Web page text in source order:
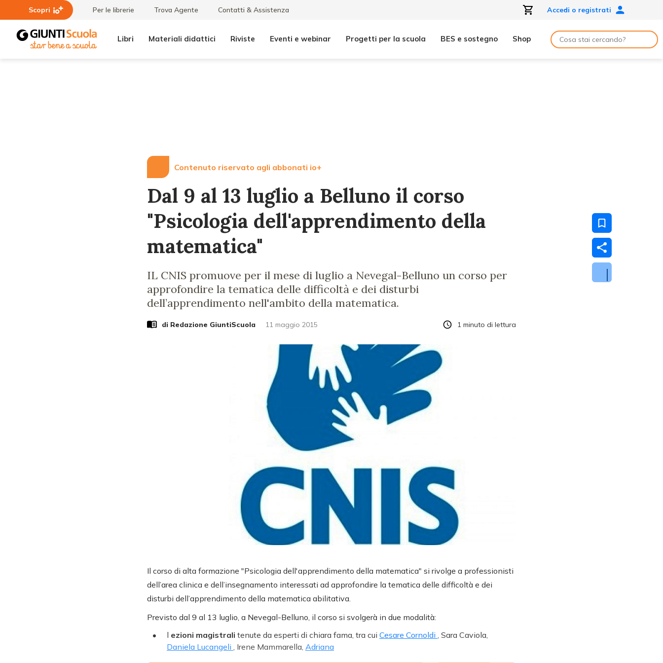
Scopri Per le librerie Trova Agente Contatti & Assistenza Accedi o registrati
Libri Materiali didattici Riviste Eventi e webinar Progetti per la scuola BES e sostegno Shop
Contenuto riservato agli abbonati io+
Dal 9 al 13 luglio a Belluno il corso
"Psicologia dell'apprendimento della
matematica"
IL CNIS promuove per il mese di luglio a Nevegal-Belluno un corso per
approfondire la tematica delle difficoltà e dei disturbi
dell’apprendimento nell'ambito della matematica.
di Redazione GiuntiScuola 11 maggio 2015 1 minuto di lettura
Il corso di alta formazione "Psicologia dell'apprendimento della matematica" si rivolge a professionisti
dell’area clinica e dell’insegnamento interessati ad approfondire la tematica delle difficoltà e dei
disturbi dell’apprendimento della matematica abilitativa.
Previsto dal 9 al 13 luglio, a Nevegal-Belluno, il corso si svolgerà in due modalità:
l ezioni magistrali tenute da esperti di chiara fama, tra cui Cesare Cornoldi , Sara Caviola,
Daniela Lucangeli , Irene Mammarella, Adriana